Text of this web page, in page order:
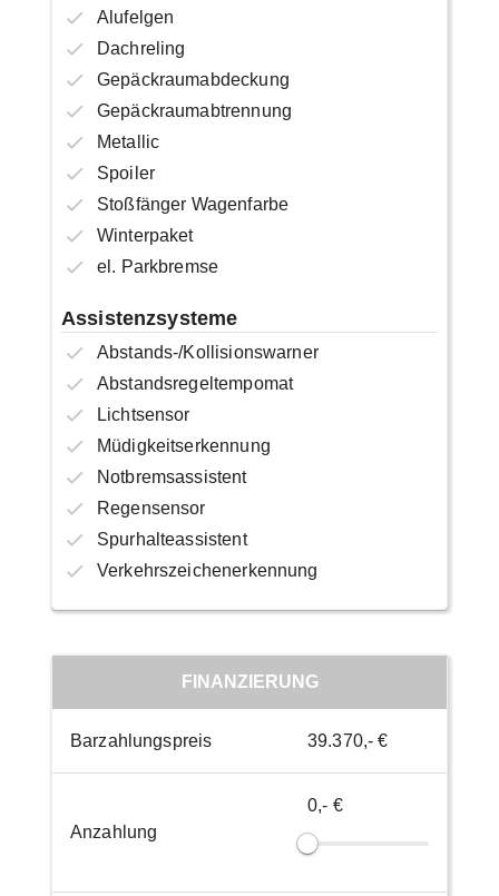
Alufelgen
Dachreling
Gepäckraumabdeckung
Gepäckraumabtrennung
Metallic
Spoiler
Stoßfänger Wagenfarbe
Winterpaket
el. Parkbremse
Assistenzsysteme
Abstands-/Kollisionswarner
Abstandsregeltempomat
Lichtsensor
Müdigkeitserkennung
Notbremsassistent
Regensensor
Spurhalteassistent
Verkehrszeichenerkennung
FINANZIERUNG
Barzahlungspreis 39.370,- €
Anzahlung
0,- €